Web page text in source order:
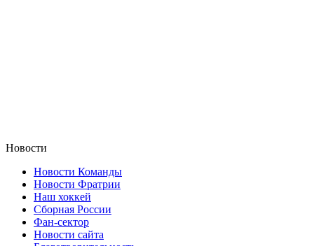
Новости
Новости Команды
Новости Фратрии
Наш хоккей
Сборная России
Фан-cектор
Новости сайта